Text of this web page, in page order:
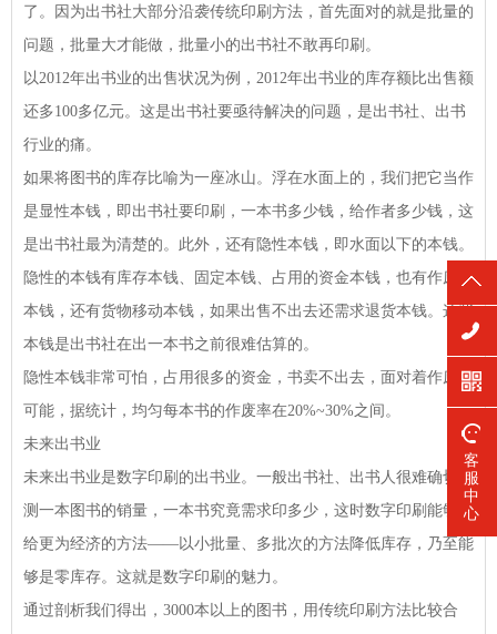
了。因为出书社大部分沿袭传统印刷方法，首先面对的就是批量的
问题，批量大才能做，批量小的出书社不敢再印刷。
以2012年出书业的出售状况为例，2012年出书业的库存额比出售额
还多100多亿元。这是出书社要亟待解决的问题，是出书社、出书
行业的痛。
如果将图书的库存比喻为一座冰山。浮在水面上的，我们把它当作
是显性本钱，即出书社要印刷，一本书多少钱，给作者多少钱，这
是出书社最为清楚的。此外，还有隐性本钱，即水面以下的本钱。
隐性的本钱有库存本钱、固定本钱、占用的资金本钱，也有作废的
本钱，还有货物移动本钱，如果出售不出去还需求退货本钱。这些
本钱是出书社在出一本书之前很难估算的。
隐性本钱非常可怕，占用很多的资金，书卖不出去，面对着作废的
可能，据统计，均匀每本书的作废率在20%~30%之间。
未来出书业
未来出书业是数字印刷的出书业。一般出书社、出书人很难确切猜
测一本图书的销量，一本书究竟需求印多少，这时数字印刷能够供
给更为经济的方法——以小批量、多批次的方法降低库存，乃至能
够是零库存。这就是数字印刷的魅力。
通过剖析我们得出，3000本以上的图书，用传统印刷方法比较合
客
服
中
心